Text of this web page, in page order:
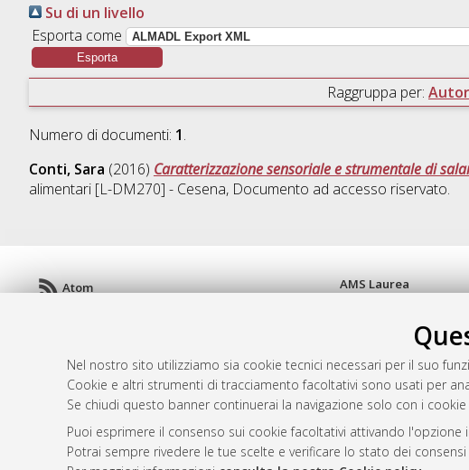
Nel nostro sito utilizziamo sia cookie tecnici necessari per il suo
Cookie e altri strumenti di tracciamento facoltativi sono usati per
Se chiudi questo banner continuerai la navigazione solo con i cookie
Puoi esprimere il consenso sui cookie facoltativi attivando
Potrai sempre rivedere le tue scelte e verificare lo stato dei
Su di un livello
Esporta come
Raggruppa per:
Numero di documenti: 1.
Conti, Sara (2016) Caratterizzazione sensoriale e strumentale di
alimentari [L-DM270] - Cesena, Documento ad accesso riservato.
Atom
AMS Laurea
Impostazioni Cookie
Informativa sulla
Condizioni d’uso del
© ALMA MATER STUDIORUM - Università di